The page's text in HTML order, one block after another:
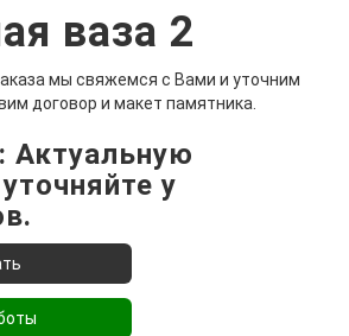
ваза 2
мы свяжемся с Вами и уточним
договор и макет памятника.
Актуальную
у